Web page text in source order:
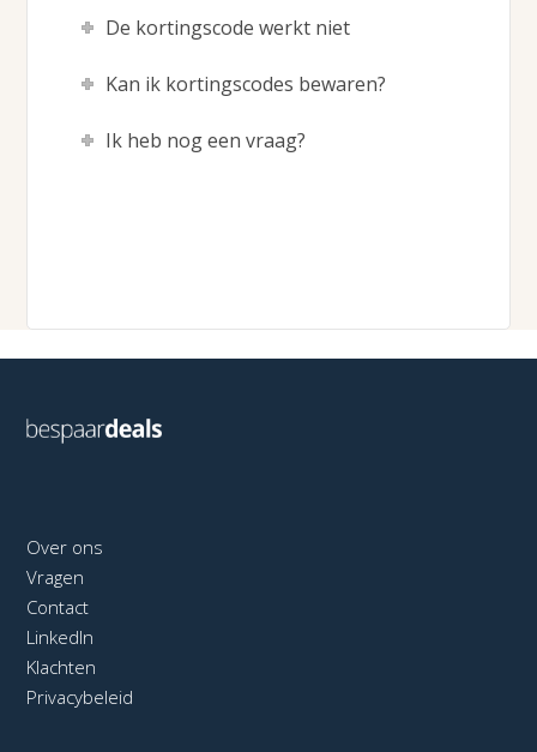
De kortingscode werkt niet
Kan ik kortingscodes bewaren?
Ik heb nog een vraag?
Over ons
Vragen
Contact
LinkedIn
Klachten
Privacybeleid